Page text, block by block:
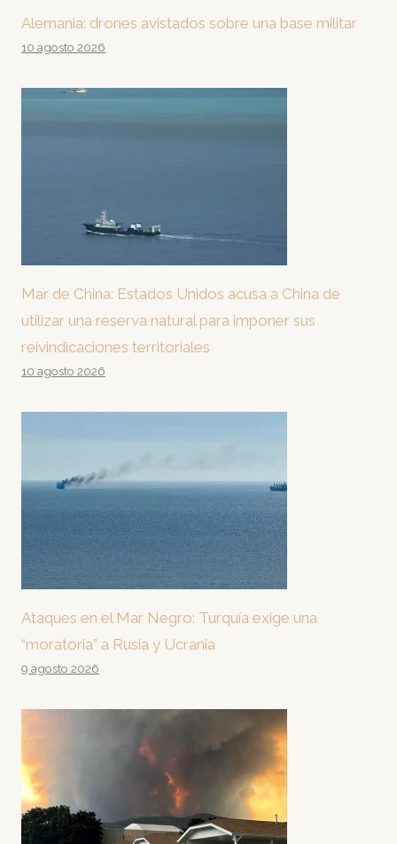
Alemania: drones avistados sobre una base militar
10 agosto 2026
Mar de China: Estados Unidos acusa a China de
utilizar una reserva natural para imponer sus
reivindicaciones territoriales
10 agosto 2026
Ataques en el Mar Negro: Turquía exige una
“moratoria” a Rusia y Ucrania
9 agosto 2026